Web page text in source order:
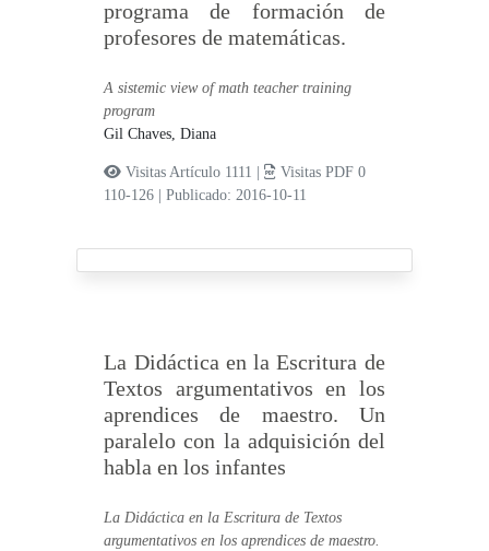
programa de formación de
profesores de matemáticas.
A sistemic view of math teacher training
program
Gil Chaves, Diana
Visitas Artículo 1111 |
Visitas PDF 0
110-126
|Publicado: 2016-10-11
La Didáctica en la Escritura de
Textos argumentativos en los
aprendices de maestro. Un
paralelo con la adquisición del
habla en los infantes
La Didáctica en la Escritura de Textos
argumentativos en los aprendices de maestro.